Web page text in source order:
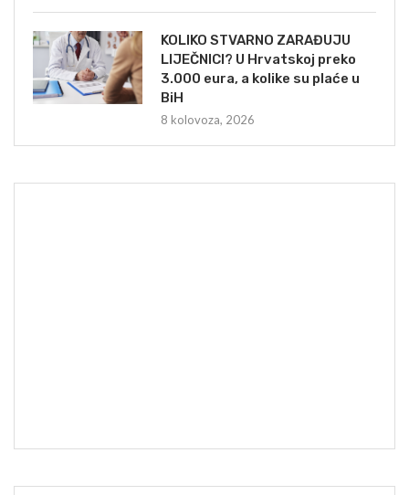
KOLIKO STVARNO ZARAĐUJU
LIJEČNICI? U Hrvatskoj preko
3.000 eura, a kolike su plaće u
BiH
8 kolovoza, 2026